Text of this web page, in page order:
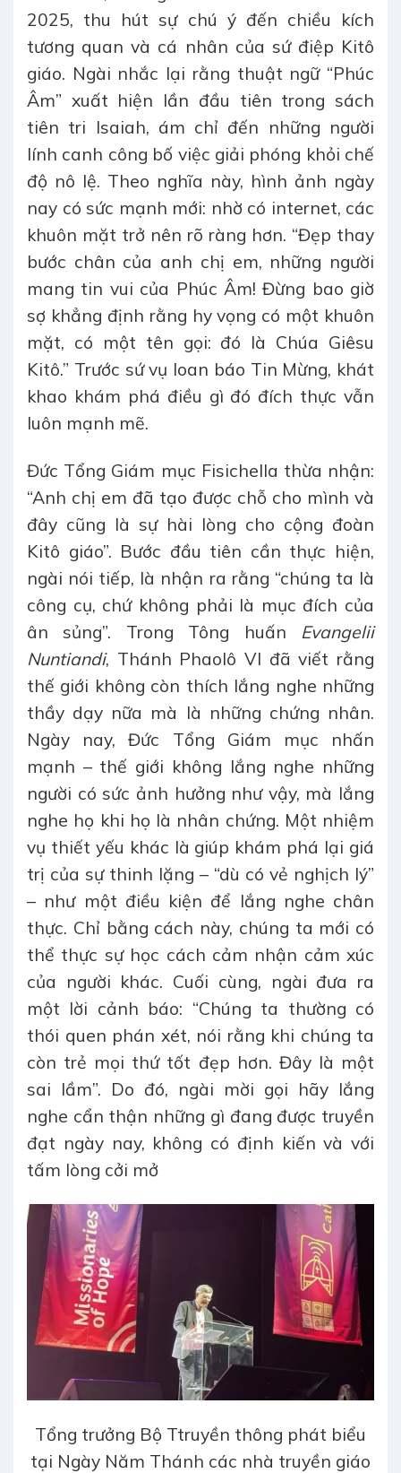
2025, thu hút sự chú ý đến chiều kích
tương quan và cá nhân của sứ điệp Kitô
giáo. Ngài nhắc lại rằng thuật ngữ “Phúc
Âm” xuất hiện lần đầu tiên trong sách
tiên tri Isaiah, ám chỉ đến những người
lính canh công bố việc giải phóng khỏi chế
độ nô lệ. Theo nghĩa này, hình ảnh ngày
nay có sức mạnh mới: nhờ có internet, các
khuôn mặt trở nên rõ ràng hơn. “Đẹp thay
bước chân của anh chị em, những người
mang tin vui của Phúc Âm! Đừng bao giờ
sợ khẳng định rằng hy vọng có một khuôn
mặt, có một tên gọi: đó là Chúa Giêsu
Kitô.” Trước sứ vụ loan báo Tin Mừng, khát
khao khám phá điều gì đó đích thực vẫn
luôn mạnh mẽ.
Đức Tổng Giám mục Fisichella thừa nhận:
“Anh chị em đã tạo được chỗ cho mình và
đây cũng là sự hài lòng cho cộng đoàn
Kitô giáo”. Bước đầu tiên cần thực hiện,
ngài nói tiếp, là nhận ra rằng “chúng ta là
công cụ, chứ không phải là mục đích của
ân sủng”. Trong Tông huấn Evangelii
Nuntiandi, Thánh Phaolô VI đã viết rằng
thế giới không còn thích lắng nghe những
thầy dạy nữa mà là những chứng nhân.
Ngày nay, Đức Tổng Giám mục nhấn
mạnh – thế giới không lắng nghe những
người có sức ảnh hưởng như vậy, mà lắng
nghe họ khi họ là nhân chứng. Một nhiệm
vụ thiết yếu khác là giúp khám phá lại giá
trị của sự thinh lặng – “dù có vẻ nghịch lý”
– như một điều kiện để lắng nghe chân
thực. Chỉ bằng cách này, chúng ta mới có
thể thực sự học cách cảm nhận cảm xúc
của người khác. Cuối cùng, ngài đưa ra
một lời cảnh báo: “Chúng ta thường có
thói quen phán xét, nói rằng khi chúng ta
còn trẻ mọi thứ tốt đẹp hơn. Đây là một
sai lầm”. Do đó, ngài mời gọi hãy lắng
nghe cẩn thận những gì đang được truyền
đạt ngày nay, không có định kiến và với
tấm lòng cởi mở
Tổng trưởng Bộ Ttruyền thông phát biểu
tại Ngày Năm Thánh các nhà truyền giáo